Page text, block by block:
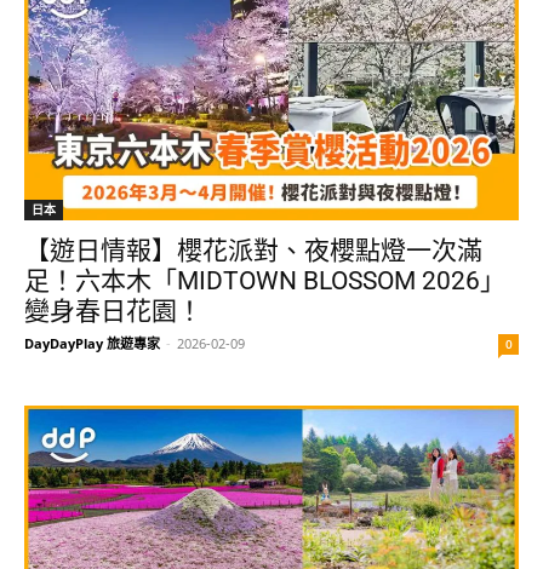
日本
【遊日情報】櫻花派對、夜櫻點燈一次滿
足！六本木「MIDTOWN BLOSSOM 2026」
變身春日花園！
DayDayPlay 旅遊專家 - 2026-02-09 0